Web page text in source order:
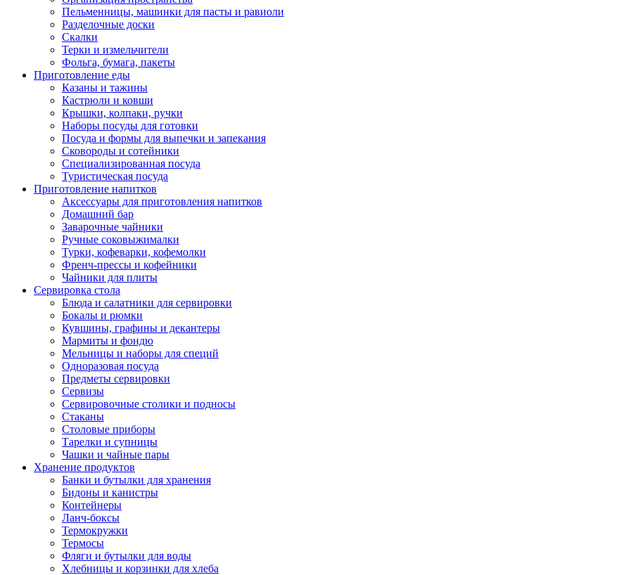
Пельменницы, машинки для пасты и равиоли
Разделочные доски
Скалки
Терки и измельчители
Фольга, бумага, пакеты
Приготовление еды
Казаны и тажины
Кастрюли и ковши
Крышки, колпаки, ручки
Наборы посуды для готовки
Посуда и формы для выпечки и запекания
Сковороды и сотейники
Специализированная посуда
Туристическая посуда
Приготовление напитков
Аксессуары для приготовления напитков
Домашний бар
Заварочные чайники
Ручные соковыжималки
Турки, кофеварки, кофемолки
Френч-прессы и кофейники
Чайники для плиты
Сервировка стола
Блюда и салатники для сервировки
Бокалы и рюмки
Кувшины, графины и декантеры
Мармиты и фондю
Мельницы и наборы для специй
Одноразовая посуда
Предметы сервировки
Сервизы
Сервировочные столики и подносы
Стаканы
Столовые приборы
Тарелки и супницы
Чашки и чайные пары
Хранение продуктов
Банки и бутылки для хранения
Бидоны и канистры
Контейнеры
Ланч-боксы
Термокружки
Термосы
Фляги и бутылки для воды
Хлебницы и корзинки для хлеба